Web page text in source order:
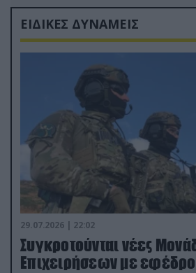
ΕΙΔΙΚΕΣ ΔΥΝΑΜΕΙΣ
29.07.2026 | 22:02
Συγκροτούνται νέες
Επιχειρήσεων με